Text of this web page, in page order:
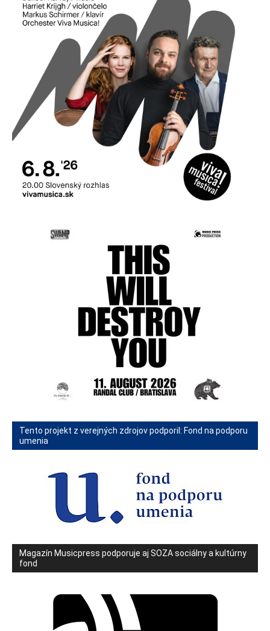
Tento projekt z verejných zdrojov podporil: Fond na podporu
umenia
Magazín Musicpress podporuje aj SOZA sociálny a kultúrny
fond